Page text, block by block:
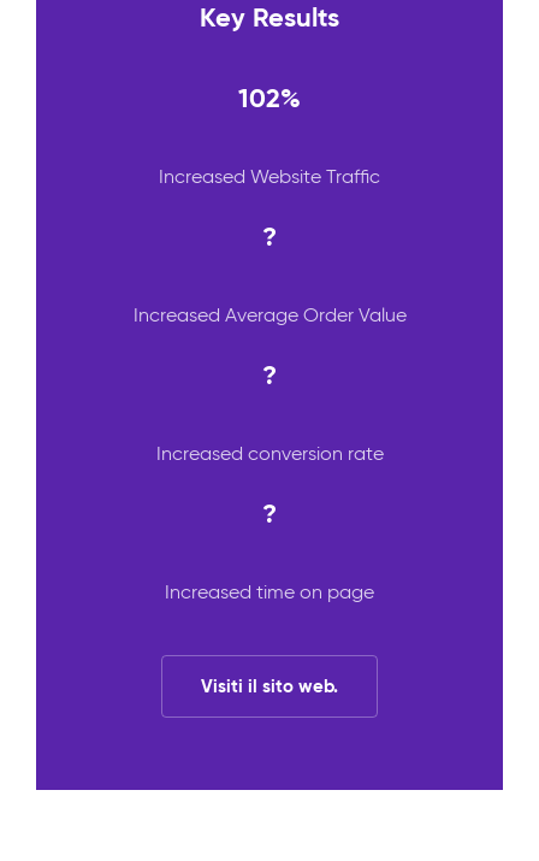
Key Results
102%
Increased Website Traffic
?
Increased Average Order Value
?
Increased conversion rate
?
Increased time on page
Visiti il sito web.